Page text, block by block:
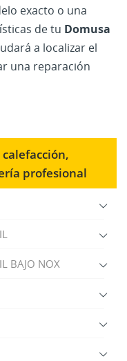
profesional
BAJO NOX
exacto o una
de tu Domusa
a localizar el
una reparación